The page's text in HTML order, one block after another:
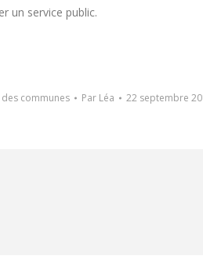
un service public.
des communes Par Léa 22 septembre